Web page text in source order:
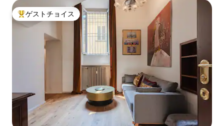
大好評のゲストチョイスです。
ゲストチョイス